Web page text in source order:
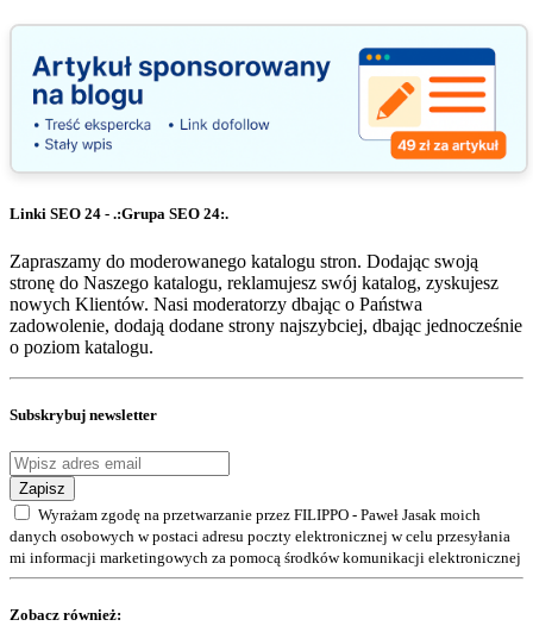
Linki SEO 24 - .:Grupa SEO 24:.
Zapraszamy do moderowanego katalogu stron. Dodając swoją
stronę do Naszego katalogu, reklamujesz swój katalog, zyskujesz
nowych Klientów. Nasi moderatorzy dbając o Państwa
zadowolenie, dodają dodane strony najszybciej, dbając jednocześnie
o poziom katalogu.
Subskrybuj newsletter
Zapisz
Wyrażam zgodę na przetwarzanie przez FILIPPO - Paweł Jasak moich
danych osobowych w postaci adresu poczty elektronicznej w celu przesyłania
mi informacji marketingowych za pomocą środków komunikacji elektronicznej
Zobacz również: